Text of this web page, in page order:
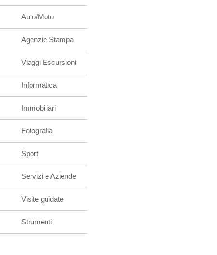
Auto/Moto
Agenzie Stampa
Viaggi Escursioni
Informatica
Immobiliari
Fotografia
Sport
Servizi e Aziende
Visite guidate
Strumenti